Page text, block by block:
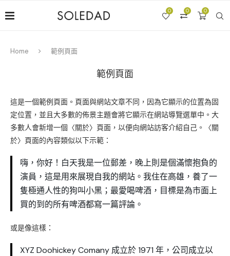
0
0
0
Home 範例頁面
範例頁面
這是一個範例頁面。頁面與網站文章不同，因為它顯示的位置為固
定位置，並且大多數的佈景主題會將它顯示在網站導覽選單中。大
多數人會新增一個〈關於〉頁面，以便向網站訪客介紹自己。〈關
於〉頁面的內容類似以下示範：
嗨，你好！白天我是一位郵差，晚上則是個滿懷抱負的
演員，這是用來展現自我的網站。我住在高雄，養了一
隻極通人性的狗叫小黑；最愛喝啤酒，目標是為市面上
買的到的所有啤酒都寫一篇評論。
或是像這樣：
XYZ Doohickey Comany 成立於 1971 年，公司成立以